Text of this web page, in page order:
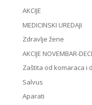
AKCIJE
MEDICINSKI UREDAJI
Zdravlje žene
AKCIJE NOVEMBAR-
Zaštita od komaraca i
Salvus
Aparati